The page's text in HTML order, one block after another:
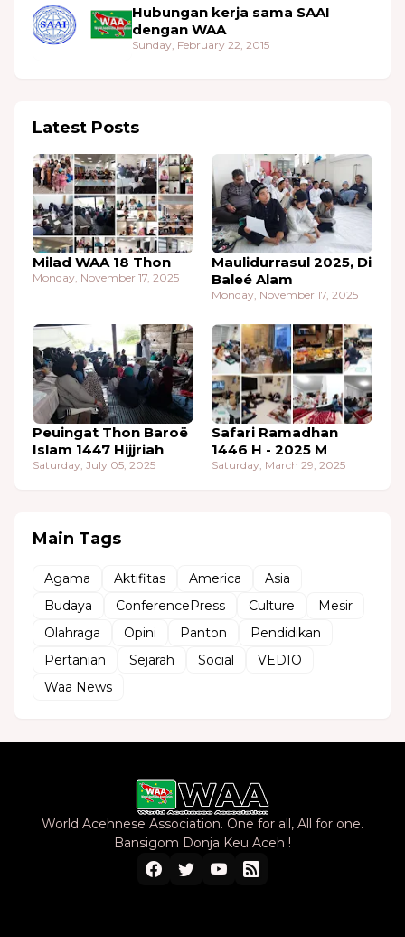
Hubungan kerja sama SAAI
dengan WAA
Sunday, February 22, 2015
Latest Posts
Milad WAA 18 Thon
Monday, November 17, 2025
Maulidurrasul 2025, Di
Baleé Alam
Monday, November 17, 2025
Peuingat Thon Baroë
Islam 1447 Hijjriah
Saturday, July 05, 2025
Safari Ramadhan
1446 H - 2025 M
Saturday, March 29, 2025
Main Tags
Agama Aktifitas America
Asia
Budaya
ConferencePress Culture
Mesir
Olahraga
Opini Panton
Pendidikan
Pertanian
Sejarah Social
VEDIO
Waa News
World Acehnese Association. One for all, All for one.
Bansigom Donja Keu Aceh !